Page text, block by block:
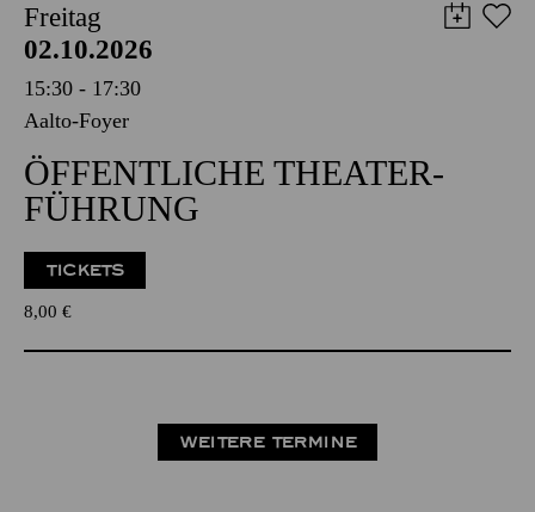
Freitag
02.10.2026
15:30 - 17:30
Aalto-Foyer
ÖFFENTLICHE THEATER­
FÜHRUNG
TICKETS
8,00 €
WEITERE TERMINE